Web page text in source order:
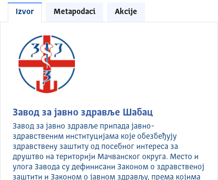
Izvor Metapodaci Akcije
Завод за јавно здравље Шабац
Завод за јавно здравље припада јавно-
здравственим институцијама које обезбеђују
здравствену заштиту од посебног интереса за
друштво на територији Мачванског округа. Место и
улога Завода су дефинисани Законом о здравственој
заштити и Законом о јавном здрављу, према којима